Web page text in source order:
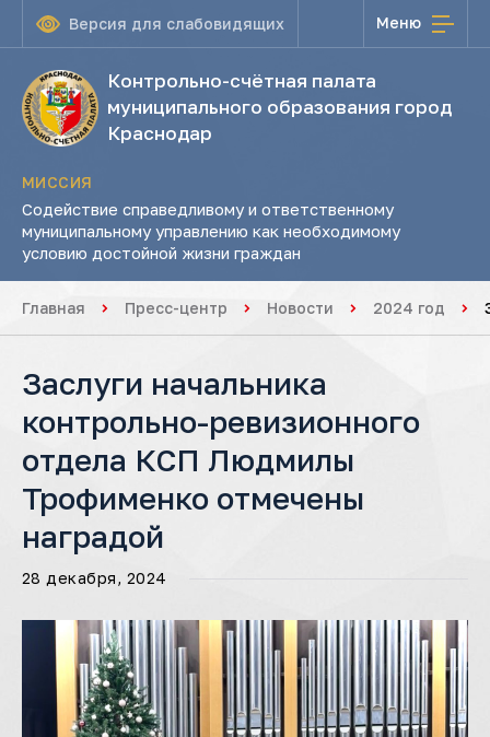
Версия для слабовидящих Меню
Контрольно-счётная палата
муниципального образования город
Краснодар
МИССИЯ
Содействие справедливому и ответственному
муниципальному управлению как необходимому
условию достойной жизни граждан
Главная Пресс-центр Новости 2024 год
Заслуги начальника
контрольно-ревизионного
отдела КСП Людмилы
Трофименко отмечены
наградой
28 декабря, 2024